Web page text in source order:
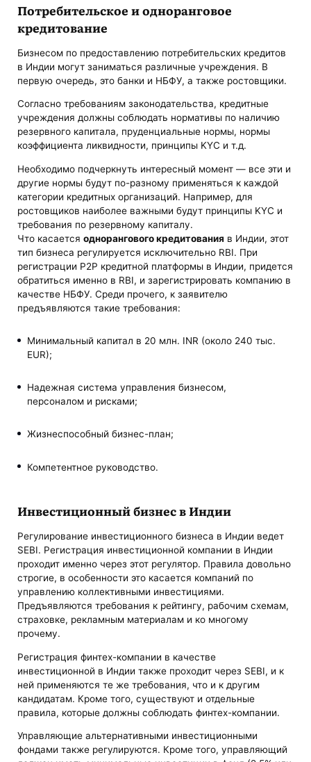
Потребительское и одноранговое
кредитование
Бизнесом по предоставлению потребительских кредитов
в Индии могут заниматься различные учреждения. В
первую очередь, это банки и НБФУ, а также ростовщики.
Согласно требованиям законодательства, кредитные
учреждения должны соблюдать нормативы по наличию
резервного капитала, пруденциальные нормы, нормы
коэффициента ликвидности, принципы KYC и т.д.
Необходимо подчеркнуть интересный момент — все эти и
другие нормы будут по-разному применяться к каждой
категории кредитных организаций. Например, для
ростовщиков наиболее важными будут принципы KYC и
требования по резервному капиталу.
Что касаетсяоднорангового кредитования в Индии, этот
тип бизнеса регулируется исключительно RBI. При
регистрации P2P кредитной платформы в Индии, придется
обратиться именно в RBI, и зарегистрировать компанию в
качестве НБФУ. Среди прочего, к заявителю
предъявляются такие требования:
Минимальный капитал в 20 млн. INR (около 240 тыс.
EUR);
Надежная система управления бизнесом,
персоналом и рисками;
Жизнеспособный бизнес-план;
Компетентное руководство.
Инвестиционный бизнес в Индии
Регулирование инвестиционного бизнеса в Индии ведет
SEBI. Регистрация инвестиционной компании в Индии
проходит именно через этот регулятор. Правила довольно
строгие, в особенности это касается компаний по
управлению коллективными инвестициями.
Предъявляются требования к рейтингу, рабочим схемам,
страховке, рекламным материалам и ко многому
прочему.
Регистрация финтех-компании в качестве
инвестиционной в Индии также проходит через SEBI, и к
ней применяются те же требования, что и к другим
кандидатам. Кроме того, существуют и отдельные
правила, которые должны соблюдать финтех-компании.
Управляющие альтернативными инвестиционными
фондами также регулируются. Кроме того, управляющий